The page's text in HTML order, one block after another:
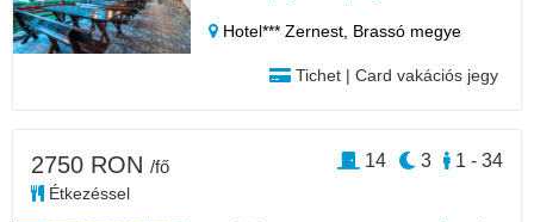
Hotel*** Zernest, Brassó megye
Tichet | Card vakációs jegy
2750 RON /fő
Étkezéssel
1 - 34
3
14